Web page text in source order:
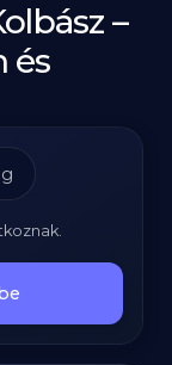
→
–
és
g